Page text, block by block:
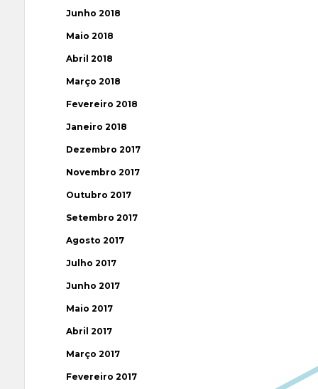
Junho 2018
Maio 2018
Abril 2018
Março 2018
Fevereiro 2018
Janeiro 2018
Dezembro 2017
Novembro 2017
Outubro 2017
Setembro 2017
Agosto 2017
Julho 2017
Junho 2017
Maio 2017
Abril 2017
Março 2017
Fevereiro 2017